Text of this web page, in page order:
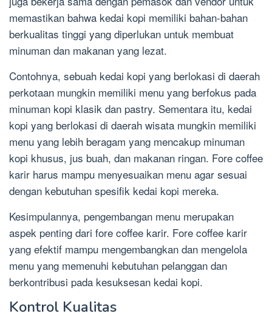
memastikan bahwa kedai kopi memiliki bahan-bahan
berkualitas tinggi yang diperlukan untuk membuat
minuman dan makanan yang lezat.
Contohnya, sebuah kedai kopi yang berlokasi di daerah
perkotaan mungkin memiliki menu yang berfokus pada
minuman kopi klasik dan pastry. Sementara itu, kedai
kopi yang berlokasi di daerah wisata mungkin memiliki
menu yang lebih beragam yang mencakup minuman
kopi khusus, jus buah, dan makanan ringan. Fore coffee
karir harus mampu menyesuaikan menu agar sesuai
dengan kebutuhan spesifik kedai kopi mereka.
Kesimpulannya, pengembangan menu merupakan
aspek penting dari fore coffee karir. Fore coffee karir
yang efektif mampu mengembangkan dan mengelola
menu yang memenuhi kebutuhan pelanggan dan
berkontribusi pada kesuksesan kedai kopi.
Kontrol Kualitas